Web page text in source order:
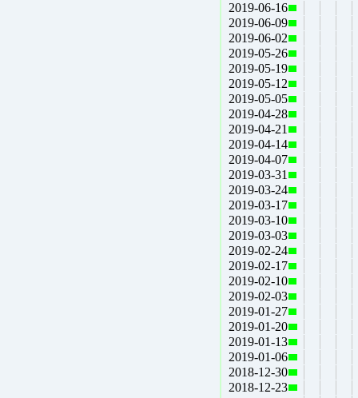
2019-06-16
2019-06-09
2019-06-02
2019-05-26
2019-05-19
2019-05-12
2019-05-05
2019-04-28
2019-04-21
2019-04-14
2019-04-07
2019-03-31
2019-03-24
2019-03-17
2019-03-10
2019-03-03
2019-02-24
2019-02-17
2019-02-10
2019-02-03
2019-01-27
2019-01-20
2019-01-13
2019-01-06
2018-12-30
2018-12-23